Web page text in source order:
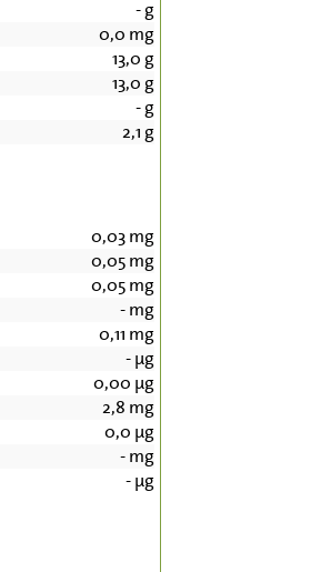
-g
0,0 mg
13,0 g
13,0 g
-g
2,1 g
0,03mg
0,05mg
0,05mg
-mg
0,11 mg
-µg
0,00 µg
2,8 mg
0,0 µg
-mg
-µg